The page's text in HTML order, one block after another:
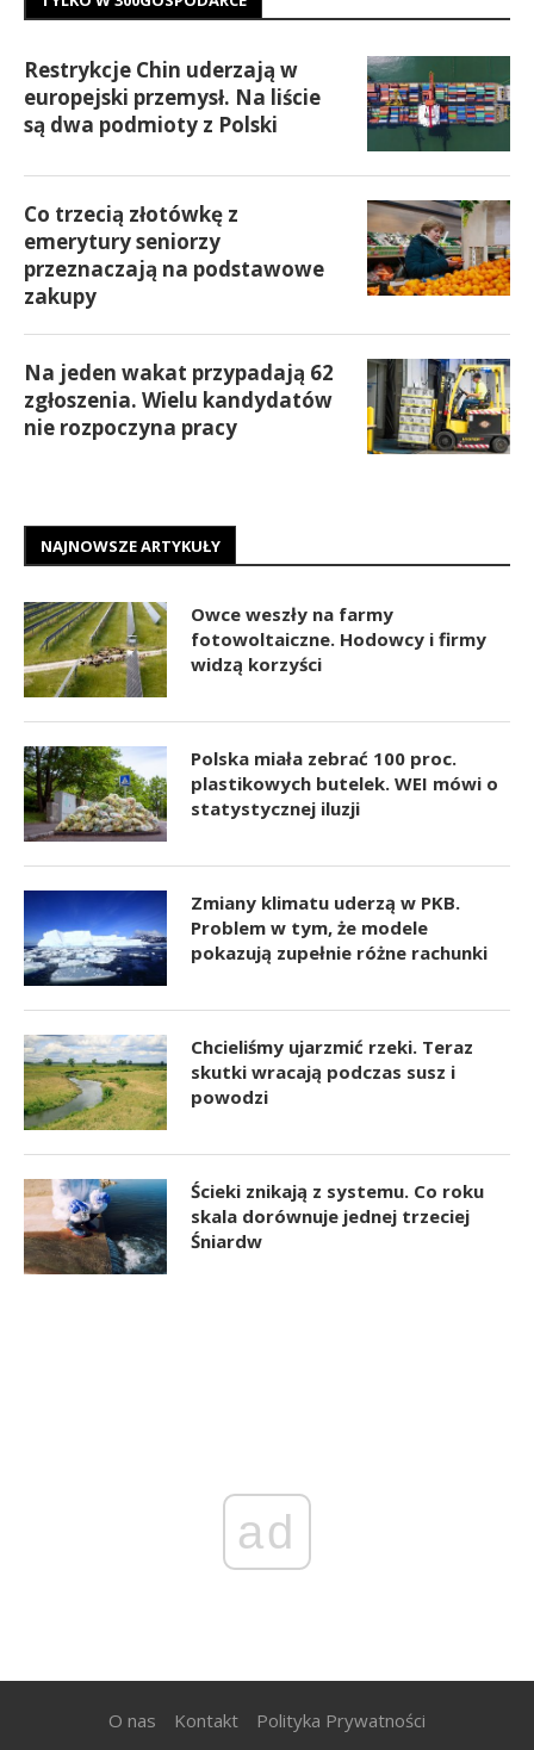
Restrykcje Chin uderzają w
europejski przemysł. Na liście
są dwa podmioty z Polski
Co trzecią złotówkę z
emerytury seniorzy
przeznaczają na podstawowe
zakupy
Na jeden wakat przypadają 62
zgłoszenia. Wielu kandydatów
nie rozpoczyna pracy
NAJNOWSZE ARTYKUŁY
Owce weszły na farmy
fotowoltaiczne. Hodowcy i firmy
widzą korzyści
Polska miała zebrać 100 proc.
plastikowych butelek. WEI mówi o
statystycznej iluzji
Zmiany klimatu uderzą w PKB.
Problem w tym, że modele
pokazują zupełnie różne rachunki
Chcieliśmy ujarzmić rzeki. Teraz
skutki wracają podczas susz i
powodzi
Ścieki znikają z systemu. Co roku
skala dorównuje jednej trzeciej
Śniardw
ad
O nas Kontakt Polityka Prywatności